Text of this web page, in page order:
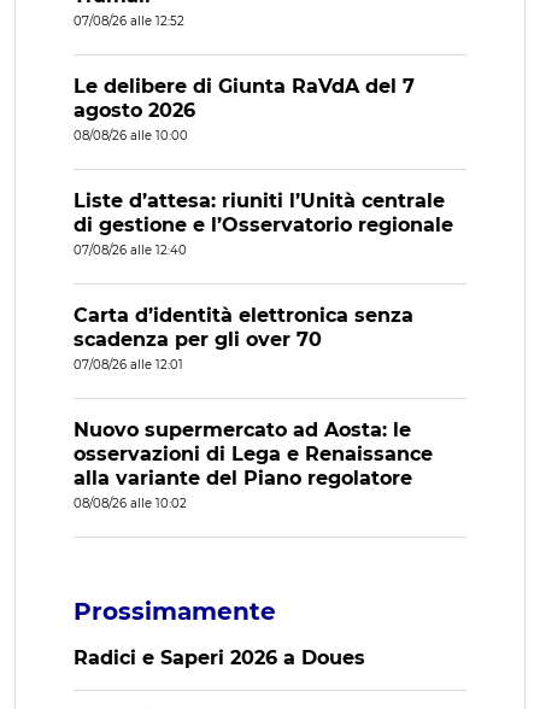
07/08/26 alle 12:52
Le delibere di Giunta RaVdA del 7
agosto 2026
08/08/26 alle 10:00
Liste d’attesa: riuniti l’Unità centrale
di gestione e l’Osservatorio regionale
07/08/26 alle 12:40
Carta d’identità elettronica senza
scadenza per gli over 70
07/08/26 alle 12:01
Nuovo supermercato ad Aosta: le
osservazioni di Lega e Renaissance
alla variante del Piano regolatore
08/08/26 alle 10:02
Prossimamente
Radici e Saperi 2026 a Doues